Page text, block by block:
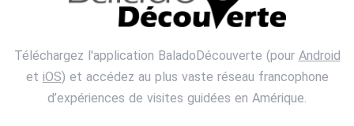
Téléchargez l'application BaladoDécouverte (pour Android
et iOS) et accédez au plus vaste réseau francophone
d’expériences de visites guidées en Amérique.